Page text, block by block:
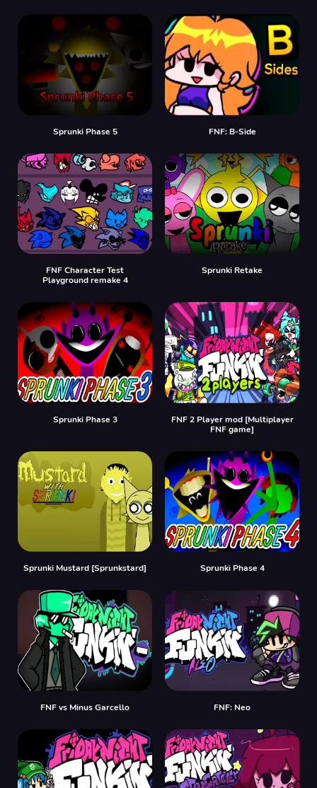
Sprunki Phase 5 FNF: B-Side
FNF Character Test
Playground remake 4
Sprunki Retake
Sprunki Phase 3
FNF 2 Player mod [Multiplayer
FNF game]
Sprunki Mustard [Sprunkstard] Sprunki Phase 4
FNF vs Minus Garcello FNF: Neo